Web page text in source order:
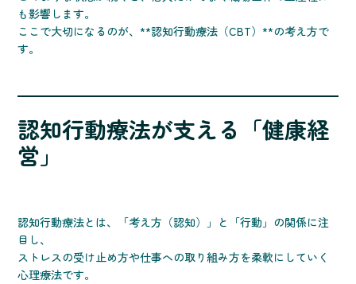
も影響します。
ここで大切になるのが、**認知行動療法（CBT）**の考え方で
す。
認知行動療法が支える「健康経
営」
認知行動療法とは、「考え方（認知）」と「行動」の関係に注
目し、
ストレスの受け止め方や仕事への取り組み方を柔軟にしていく
心理療法です。